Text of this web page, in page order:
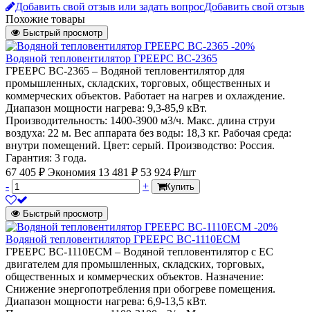
Добавить свой отзыв или задать вопросДобавить свой отзыв
Похожие товары
Быстрый просмотр
-20%
Водяной тепловентилятор ГРЕЕРС ВС-2365
ГРЕЕРС ВС-2365 – Водяной тепловентилятор для
промышленных, складских, торговых, общественных и
коммерческих объектов. Работает на нагрев и охлаждение.
Диапазон мощности нагрева: 9,3-85,9 кВт.
Производительность: 1400-3900 м3/ч. Макс. длина струи
воздуха: 22 м. Вес аппарата без воды: 18,3 кг. Рабочая среда:
внутри помещений. Цвет: серый. Производство: Россия.
Гарантия: 3 года.
67 405 ₽ Экономия 13 481 ₽ 53 924 ₽/шт
-
+ Купить
Быстрый просмотр
-20%
Водяной тепловентилятор ГРЕЕРС ВС-1110ЕСМ
ГРЕЕРС ВС-1110ЕСМ – Водяной тепловентилятор с ЕС
двигателем для промышленных, складских, торговых,
общественных и коммерческих объектов. Назначение:
Снижение энергопотребления при обогреве помещения.
Диапазон мощности нагрева: 6,9-13,5 кВт.